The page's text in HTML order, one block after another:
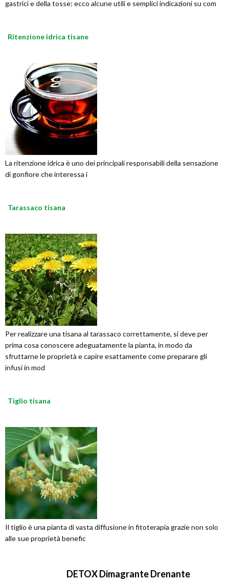
gastrici e della tosse: ecco alcune utili e semplici indicazioni su com
Ritenzione idrica tisane
La ritenzione idrica è uno dei principali responsabili della sensazione
di gonfiore che interessa i
Tarassaco tisana
Per realizzare una tisana al tarassaco correttamente, si deve per
prima cosa conoscere adeguatamente la pianta, in modo da
sfruttarne le proprietà e capire esattamente come preparare gli
infusi in mod
Tiglio tisana
Il tiglio è una pianta di vasta diffusione in fitoterapia grazie non solo
alle sue proprietà benefic
DETOX Dimagrante Drenante